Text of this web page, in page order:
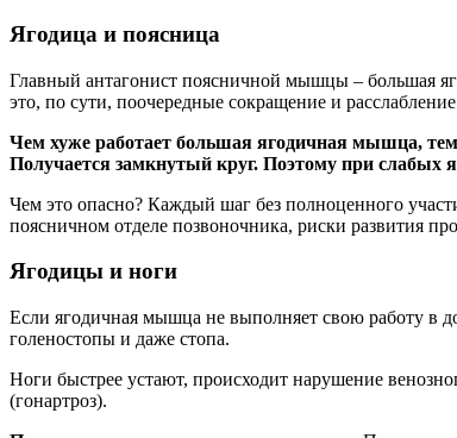
Ягодица и поясница
Главный антагонист поясничной мышцы – большая
это, по сути, поочередные сокращение и
Чем хуже работает большая ягодичная мышца,
Получается замкнутый круг. Поэтому при слабых
Чем это опасно? Каждый шаг без полноценного
поясничном отделе позвоночника, риски развития
Ягодицы и ноги
Если ягодичная мышца не выполняет свою работу в
голеностопы и даже стопа.
Ноги быстрее устают, происходит нарушение
(гонартроз).